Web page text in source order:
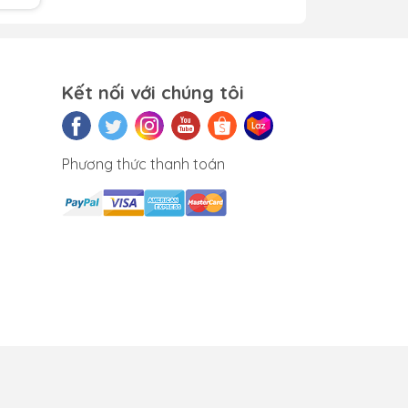
Kết nối với chúng tôi
Phương thức thanh toán